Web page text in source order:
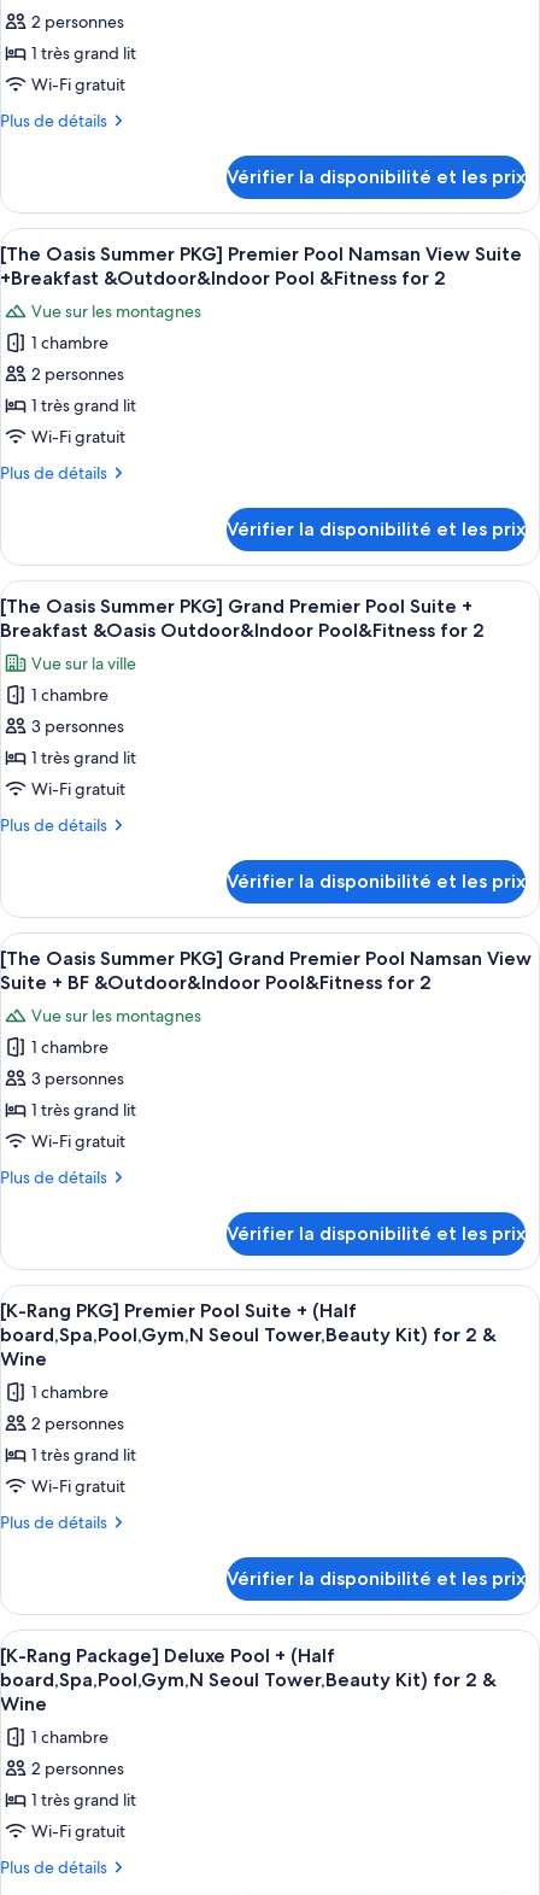
+Breakfast
&Outdoor
Pool
&Indoor
Pool
2
Premier
Pool
View
+Breakfast
Pool
&Fitness
for
2
ce
type
de
chambre :
Summer
PKG]
Premier
Pool
Suite
+
Breakfast
&
Outdoor
Pool&
Indoor
Fitness
for
2
2 personnes
1 très grand lit
Wi-Fi gratuit
Plus de détails
Plus
le
type
de
chambre
Oasis
Summer
PKG]
Premier
Pool
Breakfast
Indoor
Pool
&
Fitness
for
2
Vérifier la disponibilité et les prix
Afficher
toutes
photos
pour
ce
type
de
chambre :
Summer
PKG]
Premier
Pool
Namsan
View
Suite
+Breakfast
&Outdoor&Indoor
Pool
&Fitness
Une salle de spa moderne avec un
5
[The Oasis Summer PKG] Premier Pool Namsan View Suite
+Breakfast &Outdoor&Indoor Pool &Fitness for 2
Vue sur les montagnes
1 chambre
2 personnes
1 très grand lit
Wi-Fi gratuit
Plus de détails
Plus
le
type
de
chambre
Oasis
Summer
PKG]
Premier
Pool
View
Suite
&Fitness
for
2
Vérifier la disponibilité et les prix
Afficher
toutes
les
photos
pour
ce
type
de
chambre :
Summer
PKG]
Grand
Premier
Pool
Suite
+
Breakfast
&Oasis
Outdoor&Indoor
Pool&Fitness
Une chambre d’hôtel moderne
3
[The Oasis Summer PKG] Grand Premier Pool Suite +
Breakfast &Oasis Outdoor&Indoor Pool&Fitness for 2
Vue sur la ville
1 chambre
3 personnes
1 très grand lit
Wi-Fi gratuit
Plus de détails
Plus
le
type
de
chambre
Oasis
Summer
PKG]
Grand
Premier
Suite
+
Pool&Fitness
for
2
Vérifier la disponibilité et les prix
Afficher
toutes
photos
pour
ce
type
de
chambre :
Summer
PKG]
Grand
Premier
Pool
Namsan
View
Suite
+
BF
&Outdoor&Indoor
2
Une chambre d’hôtel moderne
7
[The Oasis Summer PKG] Grand Premier Pool Namsan View
Suite + BF &Outdoor&Indoor Pool&Fitness for 2
Vue sur les montagnes
1 chambre
3 personnes
1 très grand lit
Wi-Fi gratuit
Plus de détails
Plus
le
type
de
chambre
[The
Oasis
Summer
PKG]
Grand
Premier
Pool
View
&Outdoor&Indoor
Pool&Fitness
for
2
Vérifier la disponibilité et les prix
Afficher
toutes
les
photos
pour
ce
type
de
chambre :
PKG]
Premier
Pool
Suite
+
(Half
board,Spa,Pool,Gym,N
Seoul
Tower,Beauty
for
Une chambre d’hôtel moderne
2
[K-Rang PKG] Premier Pool Suite + (Half
board,Spa,Pool,Gym,N Seoul Tower,Beauty Kit) for 2 &
Wine
1 chambre
2 personnes
1 très grand lit
Wi-Fi gratuit
Plus de détails
Plus
le
type
de
chambre
[K-
Rang
PKG]
Premier
Pool
Suite
+
board,Spa,Pool,Gym,N
Vérifier la disponibilité et les prix
Afficher
toutes
les
photos
pour
ce
type
de
chambre :
Une chambre d’hôtel comprenant
2
[K-Rang Package] Deluxe Pool + (Half
board,Spa,Pool,Gym,N Seoul Tower,Beauty Kit) for 2 &
Wine
1 chambre
2 personnes
1 très grand lit
Wi-Fi gratuit
Plus de détails
Plus